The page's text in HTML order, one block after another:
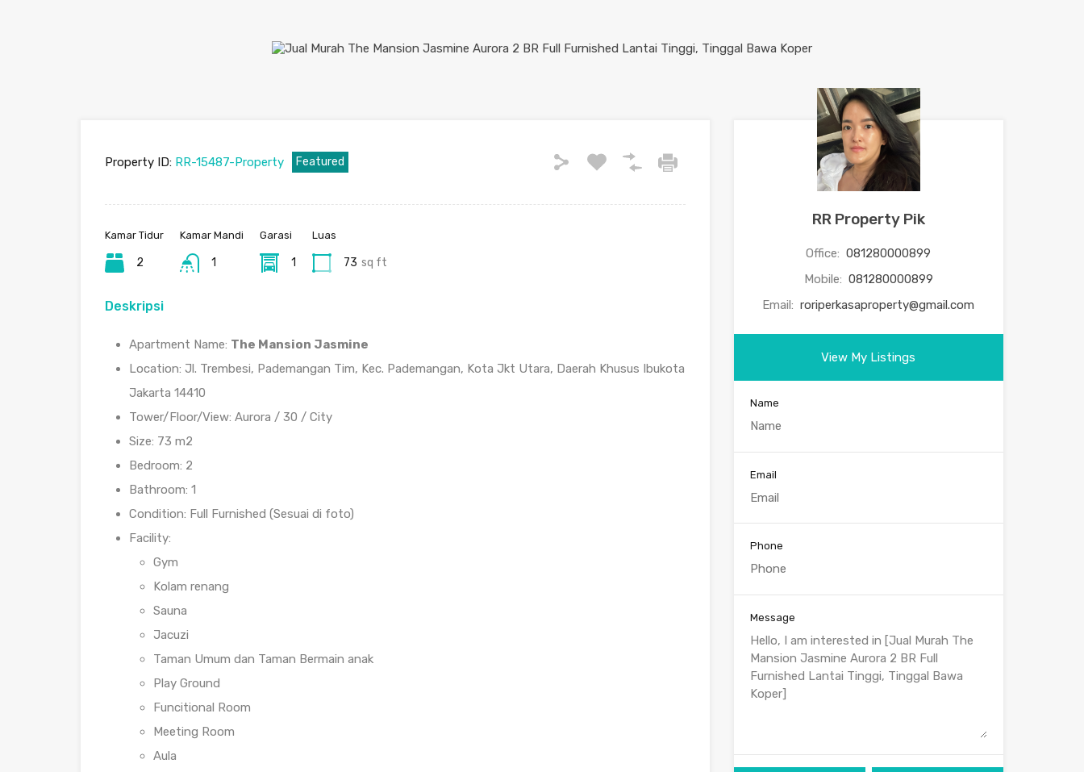
Property ID: RR-15487-Property Featured
Kamar Tidur
2
Kamar Mandi
1
Garasi
1
Luas
73 sq ft
Deskripsi
Apartment Name: The Mansion Jasmine
Location: Jl. Trembesi, Pademangan Tim, Kec. Pademangan, Kota Jkt Utara, Daerah Khusus Ibukota
Jakarta 14410
Tower/Floor/View: Aurora / 30 / City
Size: 73 m2
Bedroom: 2
Bathroom: 1
Condition: Full Furnished (Sesuai di foto)
Facility:
Gym
Kolam renang
Sauna
Jacuzi
Taman Umum dan Taman Bermain anak
Play Ground
Funcitional Room
Meeting Room
Aula
RR Property Pik
Office: 081280000899
Mobile: 081280000899
Email: roriperkasaproperty@gmail.com
View My Listings
Name
Email
Phone
Message